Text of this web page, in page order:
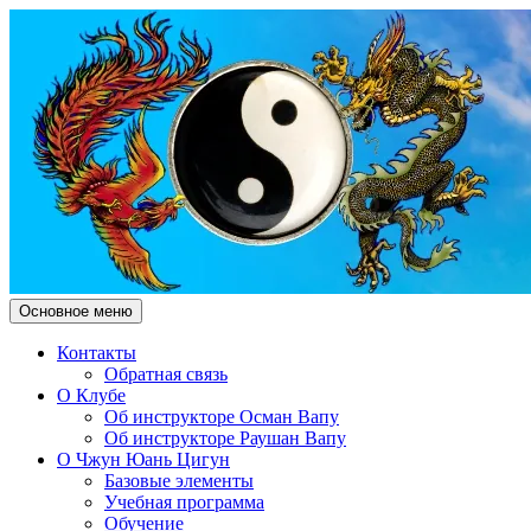
Чжун Юань Цигун Клуб
Поиск
Основное меню Перейти
к
Контакты
Обратная связь
О Клубе
Об инструкторе Осман Вапу
Об инструкторе Раушан Вапу
О Чжун Юань Цигун
Базовые элементы
Учебная программа
Обучение